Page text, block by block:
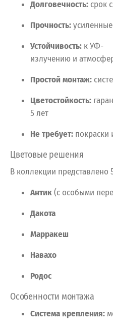
Долговечность: срок
Прочность:усиленные
Устойчивость: кУФ-
излучению и
Простоймонтаж:
Цветостойкость:
5 лет
Нетребует: покраски
Цветовые решения
В коллекции представлено
Антик(с особыми
Дакота
Марракеш
Навахо
Родос
Особенности монтажа
Система крепления: